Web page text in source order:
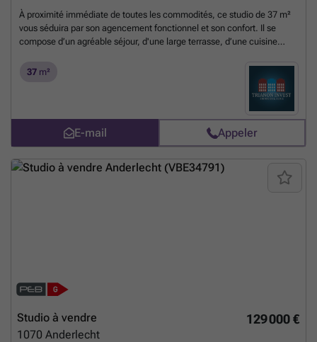
À proximité immédiate de toutes les commodités, ce studio de 37 m²
vous séduira par son agencement fonctionnel et son confort. Il se
compose d’un agréable séjour, d'une large terrasse, d’une cuisine
congélateur encastrés, d’une salle de bain avec douche ainsi que d’un
WC. Le bien dispose également d’une cave, offrant un espace de
rangement supplémentaire. Une opportunité à découvrir sans tarder !
37 m²
E-mail Appeler
129 000 €
Studio à vendre
1070 Anderlecht